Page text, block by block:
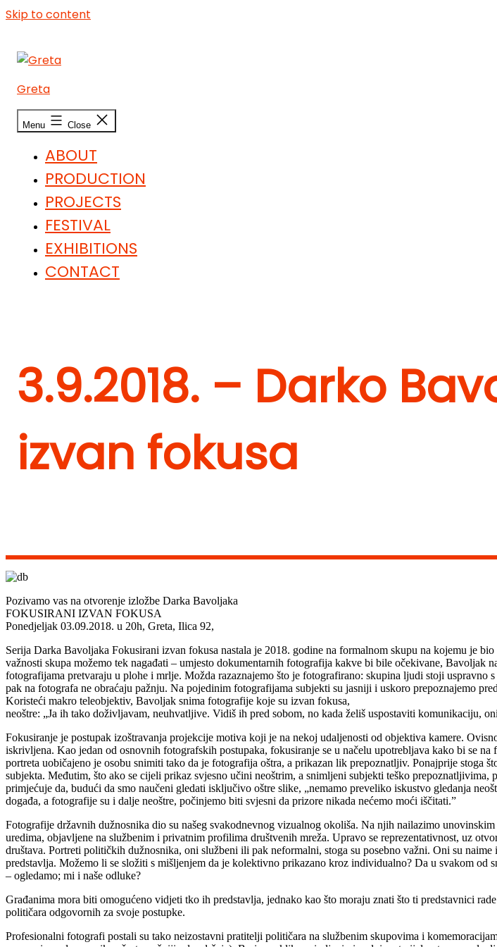
Skip to content
Greta
Menu Close
ABOUT
PRODUCTION
PROJECTS
FESTIVAL
EXHIBITIONS
CONTACT
3.9.2018. – Darko
izvan fokusa
Pozivamo vas na otvorenje izložbe Darka Bavoljaka
FOKUSIRANI IZVAN FOKUSA
Ponedjeljak 03.09.2018. u 20h, Greta, Ilica 92,
Serija Darka Bavoljaka Fokusirani izvan fokusa nastala je 2018. godine na formalnom skupu na kojemu je
važnosti skupa možemo tek nagađati – umjesto dokumentarnih fotografija kakve bi bile očekivane,
fotografijama pretvaraju u plohe i mrlje. Možda razaznajemo što je fotografirano: skupina ljudi stoji uspravno
pak na fotografa ne obraćaju pažnju. Na pojedinim fotografijama subjekti su jasniji i uskoro prepoznajemo
Koristeći makro teleobjektiv, Bavoljak snima fotografije koje su izvan fokusa,
neoštre: „Ja ih tako doživljavam, neuhvatljive. Vidiš ih pred sobom, no kada želiš uspostaviti komunikaciju,
Fokusiranje je postupak izoštravanja projekcije motiva koji je na nekoj udaljenosti od objektiva kamere.
iskrivljena. Kao jedan od osnovnih fotografskih postupaka, fokusiranje se u načelu upotrebljava kako bi se
portreta uobičajeno je osobu snimiti tako da je fotografija oštra, a prikazan lik prepoznatljiv. Ponajprije stoga
subjekta. Međutim, što ako se cijeli prikaz svjesno učini neoštrim, a snimljeni subjekti teško
primjećuje da, budući da smo naučeni gledati isključivo oštre slike, „nemamo preveliko iskustvo gledanja
događa, a fotografije su i dalje neoštre, počinjemo biti svjesni da prizore nikada nećemo moći iščitati.”
Fotografije državnih dužnosnika dio su našeg svakodnevnog vizualnog okoliša. Na njih nailazimo
uredima, objavljene na službenim i privatnim profilima društvenih mreža. Upravo se reprezentativnost, uz
društava. Portreti političkih dužnosnika, oni službeni ili pak neformalni, stoga su posebno važni. Oni su
predstavlja. Možemo li se složiti s mišljenjem da je kolektivno prikazano kroz individualno? Da u svakom
– ogledamo; mi i naše odluke?
Građanima mora biti omogućeno vidjeti tko ih predstavlja, jednako kao što moraju znati što ti predstavnici
političara odgovornih za svoje postupke.
Profesionalni fotografi postali su tako neizostavni pratitelji političara na službenim skupovima i